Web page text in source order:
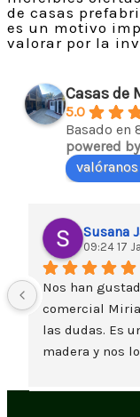
de casas
es un motivo
valorar por la
Casas de
5.0
Basado en
powered by
Susana
09:24 17
Nos han
comercial
las dudas. Es
madera y nos